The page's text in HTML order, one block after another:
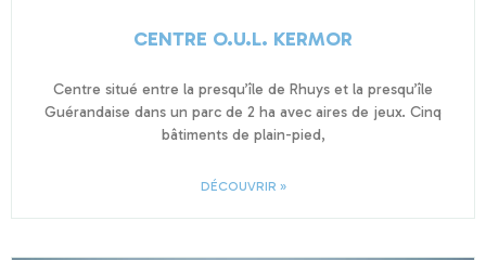
CENTRE O.U.L. KERMOR
Centre situé entre la presqu’île de Rhuys et la presqu’île
Guérandaise dans un parc de 2 ha avec aires de jeux. Cinq
bâtiments de plain-pied,
DÉCOUVRIR »